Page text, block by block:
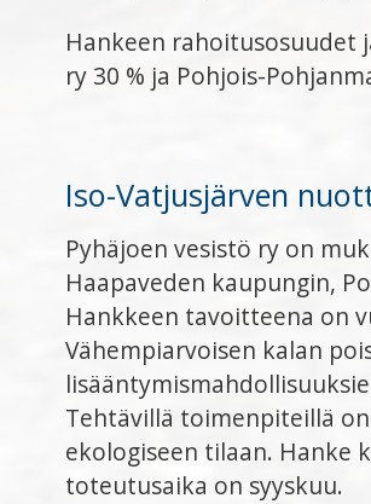
Hankeen rahoitusosuudet
ry 30 % ja Pohjois-
Iso-Vatjusjärven
Pyhäjoen vesistö ry on
Haapaveden kaupungin,
Hankkeen tavoitteena on
Vähempiarvoisen kalan
Tehtävillä toimenpiteillä
ekologiseen tilaan. Hanke
toteutusaika on syyskuu.